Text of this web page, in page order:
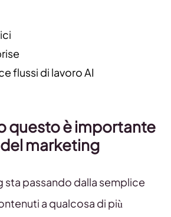
flussi di lavoro AI
questo è importante
marketing
sta passando dalla semplice
a qualcosa di più